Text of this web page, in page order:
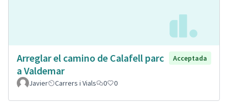
Arreglar el camino de Calafell parc
a Valdemar
Acceptada
Javier Carrers i Vials 0 0